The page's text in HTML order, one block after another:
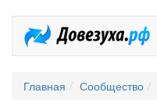
Главная Сообщество